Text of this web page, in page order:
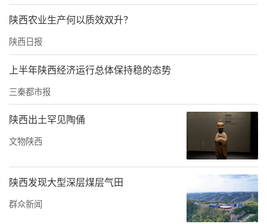
稳定量产提供关键保障。
作为国家高新技术企业、陕西省“专精特
新”企业，西安百润重工深耕快锻装备研发制
造与锻造自动化技术创新领域多年，核心技术
与产品深度适配航空航天、国防军工、新能源
等国家重点领域应用场景。企业扎根西安经开
区，充分依托区域完备的先进制造产业体系、
优质科创资源及专项政策优势，持续攻坚高端
锻造装备核心技术，先后为国内多项重大工业
工程提供成套智能化装备与一体化技术服务，
全力助推国内高端金属材料热加工成型产业提
陕西农业生产何以质效双升？
陕西日报
上半年陕西经济运行总体保持稳的态势
三秦都市报
陕西出土罕见陶俑
文物陕西
陕西发现大型深层煤层气田
群众新闻